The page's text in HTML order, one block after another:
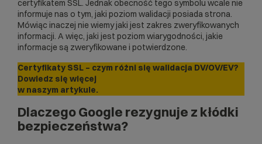
certyfikatem SSL. Jednak obecność tego symbolu wcale nie
informuje nas o tym, jaki poziom walidacji posiada strona.
Mówiąc inaczej nie wiemy jaki jest zakres zweryfikowanych
informacji. A więc, jaki jest poziom wiarygodności, jakie
informacje są zweryfikowane i potwierdzone.
Certyfikaty SSL – czym różni się walidacja DV/OV/EV?
Dowiedz się więcej
w naszym artykule.
Dlaczego Google rezygnuje z kłódki
bezpieczeństwa?